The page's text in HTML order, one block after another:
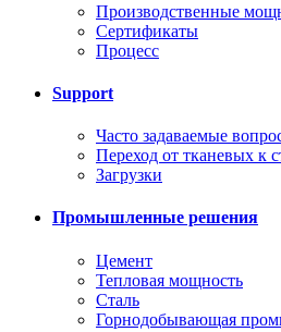
Производственные
Сертификаты
Процесс
Support
Часто задаваемые
Переход от тканевых к
Загрузки
Промышленные решения
Цемент
Тепловая мощность
Сталь
Горнодобывающая